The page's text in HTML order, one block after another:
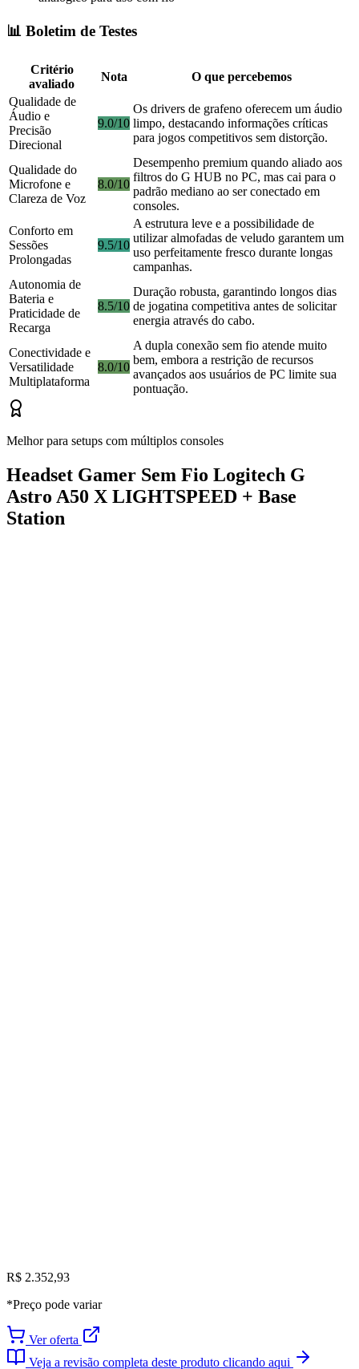
📊 Boletim de Testes
Critério
avaliado
Nota
O que percebemos
Qualidade de
Áudio e
Precisão
Direcional
9.0/10
Os drivers de grafeno oferecem um áudio
limpo, destacando informações críticas
para jogos competitivos sem distorção.
Qualidade do
Microfone e
Clareza de Voz
8.0/10
Desempenho premium quando aliado aos
filtros do G HUB no PC, mas cai para o
padrão mediano ao ser conectado em
consoles.
Conforto em
Sessões
Prolongadas
9.5/10
A estrutura leve e a possibilidade de
utilizar almofadas de veludo garantem um
uso perfeitamente fresco durante longas
campanhas.
Autonomia de
Bateria e
Praticidade de
Recarga
8.5/10
Duração robusta, garantindo longos dias
de jogatina competitiva antes de solicitar
energia através do cabo.
Conectividade e
Versatilidade
Multiplataforma
8.0/10
A dupla conexão sem fio atende muito
bem, embora a restrição de recursos
avançados aos usuários de PC limite sua
pontuação.
Melhor para setups com múltiplos consoles
Headset Gamer Sem Fio Logitech G
Astro A50 X LIGHTSPEED + Base
Station
R$ 2.352,93
*Preço pode variar
Ver oferta
Veja a revisão completa deste produto clicando aqui